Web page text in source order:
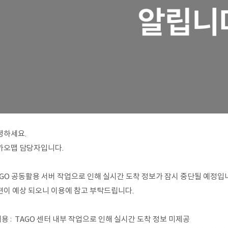
하세요.
오맵 담당자입니다.
공동활용 서버 작업으로 인해 실시간 도착 정보가 잠시 중단될 예정입
이 예상 되오니 이용에 참고 부탁드립니다.
: TAGO 센터 내부 작업으로 인해 실시간 도착 정보 미제공